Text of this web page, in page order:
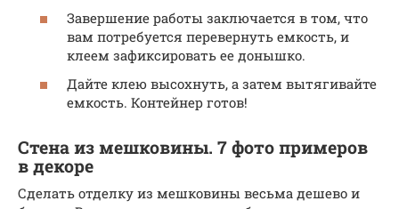
Завершение работы заключается в том, что
вам потребуется перевернуть емкость, и
клеем зафиксировать ее донышко.
Дайте клею высохнуть, а затем вытягивайте
емкость. Контейнер готов!
Стена из мешковины. 7 фото примеров
в декоре
Сделать отделку из мешковины весьма дешево и